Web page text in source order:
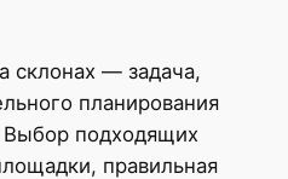
склонах — задача,
планирования
подходящих
правильная